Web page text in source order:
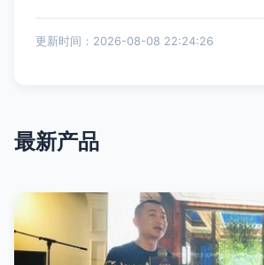
更新时间：2026-08-08 22:24:26
最新产品